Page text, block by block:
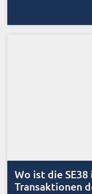
Wo ist die
Transaktionen